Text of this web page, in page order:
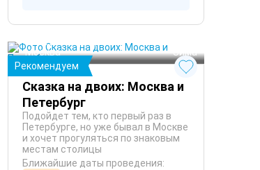
Санкт-Петербург
Москва
Рекомендуем
Зима
Сказка на двоих: Москва и
Петербург
Подойдет тем, кто первый раз в
Петербурге, но уже бывал в Москве
и хочет прогуляться по знаковым
местам столицы
Ближайшие даты проведения: